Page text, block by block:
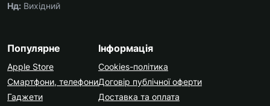
Нд: Вихідний
Популярне
Apple Store
Смартфони, телефони
Гаджети
Інформація
Cookies-політика
Договір публічної оферти
Доставка та оплата